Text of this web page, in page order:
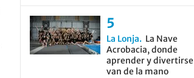
La Lonja
La Nave
Acrobacia, donde
aprender y divertirse
van de la mano